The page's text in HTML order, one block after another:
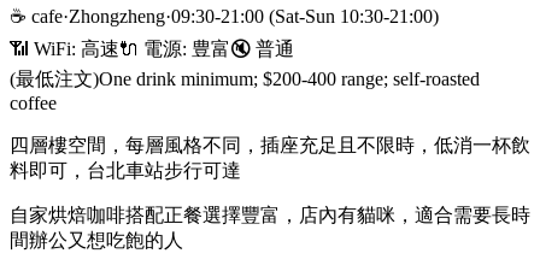
☕ cafe·Zhongzheng·09:30-21:00 (Sat-Sun 10:30-21:00)
📶 WiFi: 高速🔌 電源: 豊富🔇 普通
(最低注文)One drink minimum; $200-400 range; self-roasted
coffee
四層樓空間，每層風格不同，插座充足且不限時，低消一杯飲
料即可，台北車站步行可達
自家烘焙咖啡搭配正餐選擇豐富，店內有貓咪，適合需要長時
間辦公又想吃飽的人